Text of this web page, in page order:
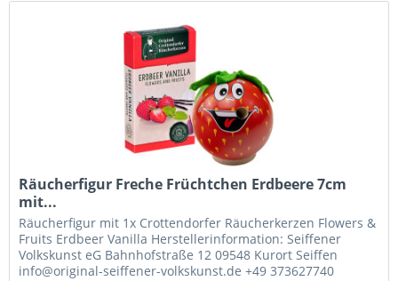
Räucherfigur Freche Früchtchen Erdbeere 7cm
mit...
Räucherfigur mit 1x Crottendorfer Räucherkerzen Flowers &
Fruits Erdbeer Vanilla Herstellerinformation: Seiffener
Volkskunst eG Bahnhofstraße 12 09548 Kurort Seiffen
info@original-seiffener-volkskunst.de +49 373627740